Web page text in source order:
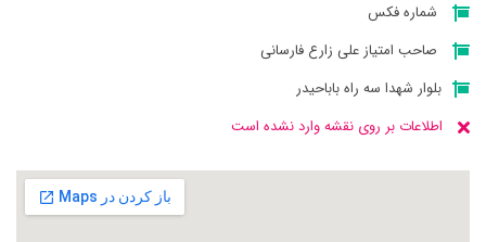
شماره فکس
صاحب امتیاز علی زارع فارسانی
بلوار شهدا سه راه باباحیدر
اطلاعات بر روی نقشه وارد نشده است